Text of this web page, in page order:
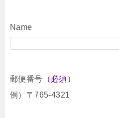
Name
郵便番号 （必須）
例）〒765-4321